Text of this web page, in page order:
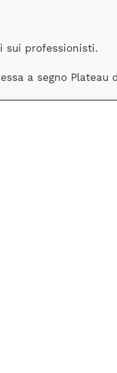
sui professionisti.
a segno Plateau